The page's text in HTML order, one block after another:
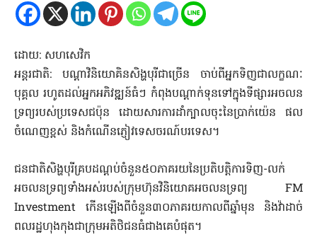
ដោយ: សហសេវិក
អន្តរជាតិ: បណ្តាវិនិយោគិន​សិង្ហបុរីជាច្រើន​ ចាប់ពីអ្នកទិញជាលក្ខណៈ
បុគ្គល រហូតដល់អ្នកអភិវឌ្ឍន៍ធំៗ កំពុងបណ្តាក់ទុនទៅក្នុងទីផ្សារអចលន
ទ្រព្យរបស់ប្រទេសជប៉ុន ដោយសារការដាំក្បាលចុះនៃប្រាក់យ៉េន ផល
ចំណេញខ្ពស់ និងកំណើនភ្ញៀវទេសចរណ៍បរទេស។
ជនជាតិសិង្ហបុរីគ្របដណ្តប់ចំនួន៥០ភាគរយនៃប្រតិបត្តិការទិញ-លក់
អចលនទ្រព្យទាំងអស់របស់ក្រុមហ៊ុនវិនិយោគអចលនទ្រព្យ FM
Investment កើនឡើងពីចំនួន៣០ភាគរយកាលពីឆ្នាំមុន និងវ៉ាដាច់
ពលរដ្ឋហុងកុងជាក្រុមអតិថិជនធំជាងគេបំផុត។